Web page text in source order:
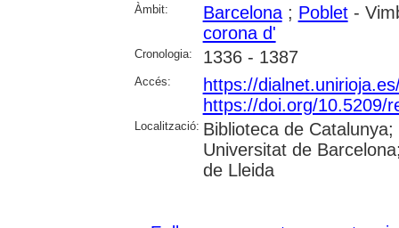
Àmbit: Barcelona; Poblet-
corona d'
Cronologia: 1336 - 1387
Accés:
https://
https://doi.org/10.5209/
Localització: Biblioteca de
Universitat de
de Lleida